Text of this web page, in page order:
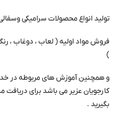
تولید انواع محصولات سرامیکی
فروش مواد اولیه ( لعاب ، دوغاب ،
)
و همچنین آموزش های مربوطه در
کارجویان عزیر می باشد برای دریافت
بگیرید .